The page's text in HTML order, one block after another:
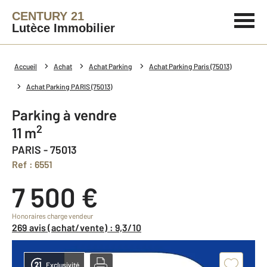
CENTURY 21
Lutèce Immobilier
Accueil Achat Achat Parking Achat Parking Paris (75013)
Achat Parking PARIS (75013)
Parking à vendre
11 m2
PARIS - 75013
Ref : 6551
7 500 €
Honoraires charge vendeur
269 avis (achat/vente) : 9,3/10
Exclusivité